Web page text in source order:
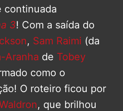
continuada
3! Com a saída do
, Sam Raimi (da
Aranha de Tobey
como o
O roteiro ficou por
, que brilhou